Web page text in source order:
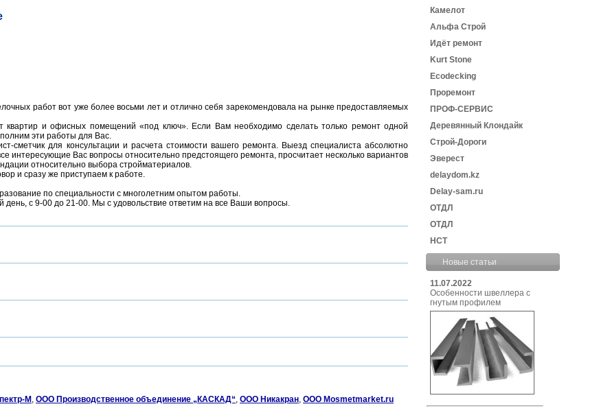
работ вот уже более восьми лет и отлично себя зарекомендовала на рынке предоставляемых
квартир и офисных помещений «под ключ». Если Вам необходимо сделать только ремонт одной
эти работы для Вас.
для консультации и расчета стоимости вашего ремонта. Выезд специалиста абсолютно
интересующие Вас вопросы относительно предстоящего ремонта, просчитает несколько вариантов
относительно выбора стройматериалов.
и сразу же приступаем к работе.
по специальности с многолетним опытом работы.
с 9-00 до 21-00. Мы с удовольствие ответим на все Ваши вопросы.
М , ООО Производственное объединение „КАСКАД“, ООО Никакран, ООО Mosmetmarket.ru
Камелот
Альфа Строй
Идёт ремонт
Kurt Stone
Ecodecking
Проремонт
ПРОФ-СЕРВИС
Деревянный Клондайк
Строй-Дороги
Эверест
delaydom.kz
Delay-sam.ru
ОТДЛ
ОТДЛ
НСТ
Новые статьи
11.07.2022
Особенности швеллера с
гнутым профилем